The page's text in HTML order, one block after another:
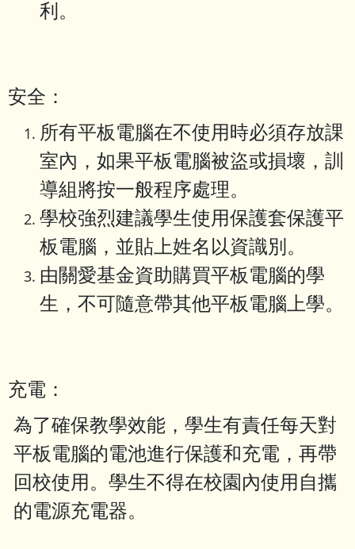
利。
安全：
所有平板電腦在不使用時必須存放課
室內，如果平板電腦被盜或損壞，訓
導組將按一般程序處理。
學校強烈建議學生使用保護套保護平
板電腦，並貼上姓名以資識別。
由關愛基金資助購買平板電腦的學
生，不可隨意帶其他平板電腦上學。
充電：
為了確保教學效能，學生有責任每天對
平板電腦的電池進行保護和充電，再帶
回校使用。學生不得在校園內使用自攜
的電源充電器。